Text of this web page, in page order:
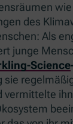
des
Als
junge
Science
sie